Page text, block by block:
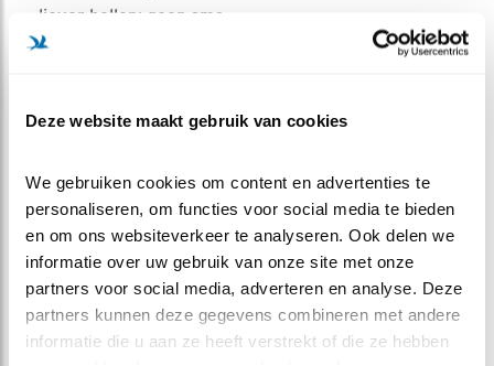
Deze website maakt gebruik van cookies
We gebruiken cookies om content en advertenties te
personaliseren, om functies voor social media te bieden
en om ons websiteverkeer te analyseren. Ook delen we
informatie over uw gebruik van onze site met onze
partners voor social media, adverteren en analyse. Deze
partners kunnen deze gegevens combineren met andere
informatie die u aan ze heeft verstrekt of die ze hebben
liever bellen; geen sms.
Duur
Gezien de aard van het terrein zijn wandelschoenen
het plezier in vogelen. Nog een tip tot slot: deze
excursies worden over het algemeen snel
volgeboekt. Annuleringen worden direct verwerkt
op deze website. Kijk dus regelmatig en ook vlak
voor de feitelijke datum of er (weer) een plekje vrij
is.
Toegankelijk met rolstoel